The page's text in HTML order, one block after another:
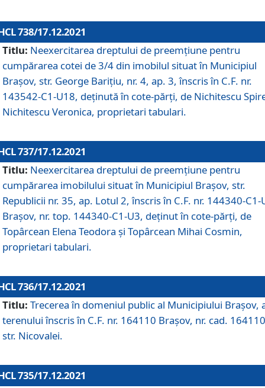
738/17.12.2021
Titlu: Neexercitarea dreptului de preemţiune pentru
cumpărarea cotei de 3/4 din imobilul situat în Municipiul
Braşov, str. George Barițiu, nr. 4, ap. 3, înscris în C.F. nr.
143542-C1-U18, deținută în cote-părți, de Nichitescu
Nichitescu Veronica, proprietari tabulari.
737/17.12.2021
Titlu: Neexercitarea dreptului de preemţiune pentru
cumpărarea imobilului situat în Municipiul Braşov, str.
Republicii nr. 35, ap. Lotul 2, înscris în C.F. nr. 144340-C1-
Brașov, nr. top. 144340-C1-U3, deținut în cote-părți, de
Topârcean Elena Teodora și Topârcean Mihai Cosmin,
proprietari tabulari.
736/17.12.2021
Titlu: Trecerea în domeniul public al Municipiului Braşov,
terenului înscris în C.F. nr. 164110 Brașov, nr. cad.
str. Nicovalei.
735/17.12.2021